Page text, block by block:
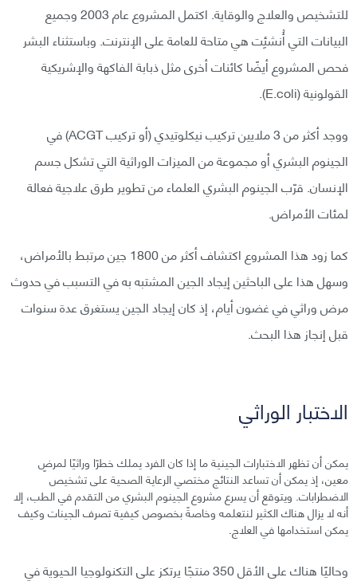
للتشخيص والعلاج والوقاية. اكتمل المشروع عام 2003 وجميع
البيانات التي أُنشئِت هي متاحة للعامة على الإنترنت. وباستثناء البشر
فحص المشروع أيضًا كائنات أخرى مثل ذبابة الفاكهة والإشريكية
القولونية (E.coli).
ووجد أكثر من 3 ملايين تركيب نيكلوتيدي (أو تركيب ACGT) في
الجينوم البشري أو مجموعة من الميزات الوراثية التي تشكل جسم
الإنسان. قرّب الجينوم البشري العلماء من تطوير طرق علاجية فعالة
لمئات الأمراض.
كما زود هذا المشروع اكتشاف أكثر من 1800 جين مرتبط بالأمراض،
وسهل هذا على الباحثين إيجاد الجين المشتبه به في التسبب في حدوث
مرض وراثي في غضون أيام، إذ كان إيجاد الجين يستغرق عدة سنوات
قبل إنجاز هذا البحث.
الاختبار الوراثي
يمكن أن تظهر الاختبارات الجينية ما إذا كان الفرد يملك خطرًا وراثيًا لمرضٍ
معين، إذ يمكن أن تساعد النتائج مختصي الرعاية الصحية على تشخيص
الاضطرابات. ويتوقع أن يسرع مشروع الجينوم البشري من التقدم في الطب، إلا
أنه لا يزال هناك الكثير لنتعلمه وخاصةً بخصوص كيفية تصرف الجينات وكيف
يمكن استخدامها في العلاج.
وحاليًا هناك على الأقل 350 منتجًا يرتكز على التكنولوجيا الحيوية في